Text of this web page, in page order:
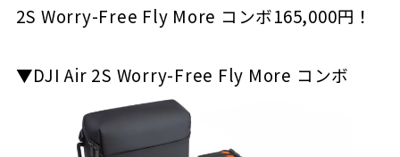
2S Worry-Free Fly More コンボ165,000円！
▼DJI Air 2S Worry-Free Fly More コンボ